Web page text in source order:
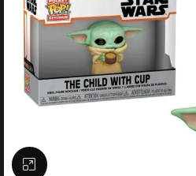
Büyütmek için tıklayın